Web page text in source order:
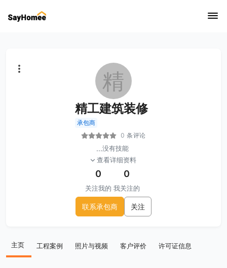
精
精工建筑装修
承包商
0 条评论
...没有技能
查看详细资料
0
关注我的
0
我关注的
联系承包商 关注
主页 工程案例 照片与视频 客户评价 许可证信息